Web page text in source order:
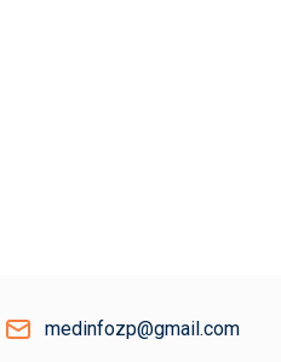
medinfozp@gmail.com